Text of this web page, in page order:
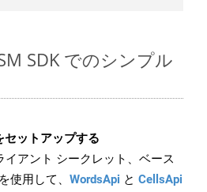
SDK でのシンプル
セットアップする
イアント シークレット、ベース
使用して、 WordsApi と CellsApi